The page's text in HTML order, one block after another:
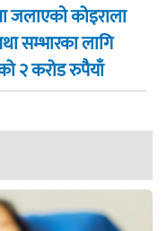
कोइराला
सम्भारका लागि
२ करोड रुपैयाँ